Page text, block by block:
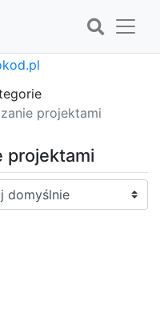
projektami
projektami